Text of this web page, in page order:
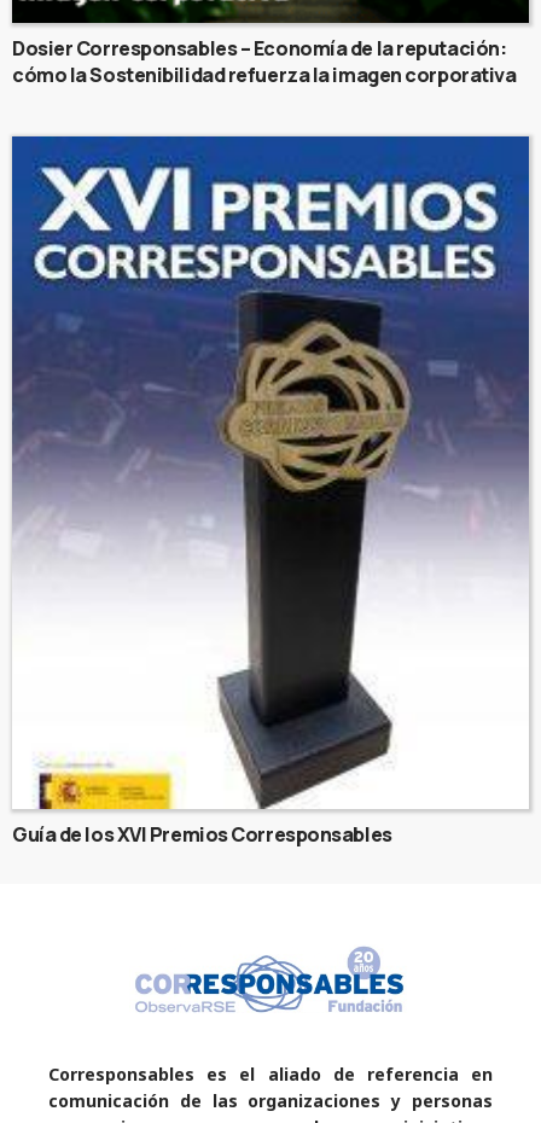
Dosier Corresponsables – Economía de la reputación:
cómo la Sostenibilidad refuerza la imagen corporativa
Guía de los XVI Premios Corresponsables
Corresponsables es el aliado de referencia en
comunicación de las organizaciones y personas